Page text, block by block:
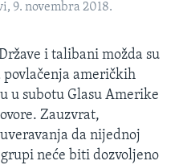
9. novembra 2018.
i talibani možda su
povlačenja američkih
u subotu Glasu Amerike
Zauzvrat,
da nijednoj
neće biti dozvoljeno